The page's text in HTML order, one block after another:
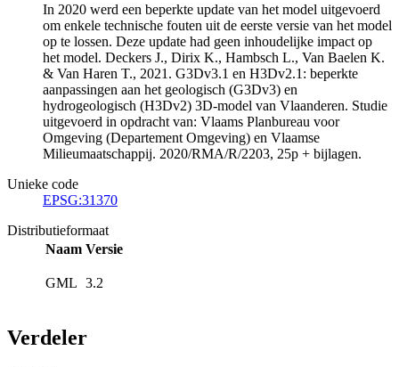
In 2020 werd een beperkte update van het model uitgevoerd
om enkele technische fouten uit de eerste versie van het model
op te lossen. Deze update had geen inhoudelijke impact op
het model. Deckers J., Dirix K., Hambsch L., Van Baelen K.
& Van Haren T., 2021. G3Dv3.1 en H3Dv2.1: beperkte
aanpassingen aan het geologisch (G3Dv3) en
hydrogeologisch (H3Dv2) 3D-model van Vlaanderen. Studie
uitgevoerd in opdracht van: Vlaams Planbureau voor
Omgeving (Departement Omgeving) en Vlaamse
Milieumaatschappij. 2020/RMA/R/2203, 25p + bijlagen.
Unieke code
EPSG:31370
Distributieformaat
Naam Versie
GML 3.2
Verdeler